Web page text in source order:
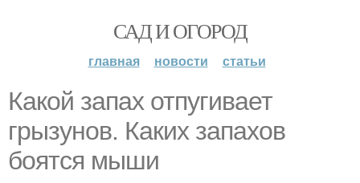
САД И ОГОРОД
главная новости статьи
Какой запах отпугивает
грызунов. Каких запахов
боятся мыши